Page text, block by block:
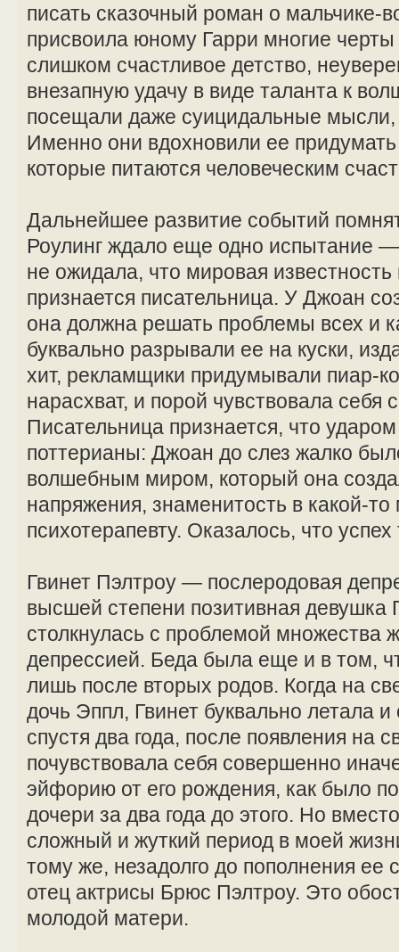
писать сказочный роман о мальчике-
присвоила юному Гарри многие
слишком счастливое детство,
внезапную удачу в виде таланта к
посещали даже суицидальные мысли,
Именно они вдохновили ее
которые питаются человеческим
Дальнейшее развитие событий
Роулинг ждало еще одно испытание
не ожидала, что мировая известность
признается писательница. У Джоан
она должна решать проблемы всех и
буквально разрывали ее на куски,
хит, рекламщики придумывали пиар-
нарасхват, и порой чувствовала себя
Писательница признается, что
поттерианы: Джоан до слез жалко
волшебным миром, который она
напряжения, знаменитость в какой-
психотерапевту. Оказалось, что
Гвинет Пэлтроу — послеродовая
высшей степени позитивная девушка
столкнулась с проблемой
депрессией. Беда была еще и в том,
лишь после вторых родов. Когда на
дочь Эппл, Гвинет буквально летала
спустя два года, после появления на
почувствовала себя совершенно
эйфорию от его рождения, как было
дочери за два года до этого. Но
сложный и жуткий период в моей
тому же, незадолго до пополнения ее
отец актрисы Брюс Пэлтроу. Это
молодой матери.